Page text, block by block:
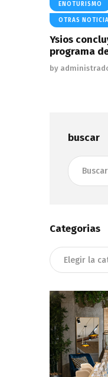
ENOTURISMO
OTRAS
Ysios
programa
by
buscar
Buscar:
Categorias
Categorias